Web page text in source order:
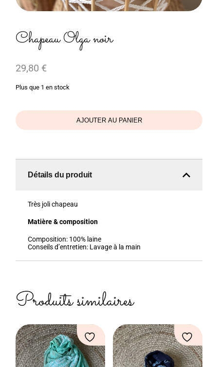
Chapeau Olga noir
29,80 €
Plus que 1 en stock
AJOUTER AU PANIER
Détails du produit
Très joli chapeau
Matière & composition
Composition: 100% laine
Conseils d’entretien: Lavage à la main
Produits similaires